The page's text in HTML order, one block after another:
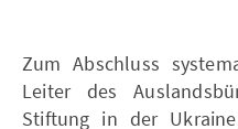
Zum Abschluss
Leiter des
Stiftung in der